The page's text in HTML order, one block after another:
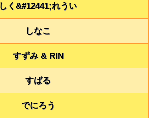
しく&#12441;れうい
しなこ
すずみ & RIN
すばる
でにろう